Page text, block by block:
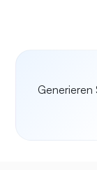
Generieren